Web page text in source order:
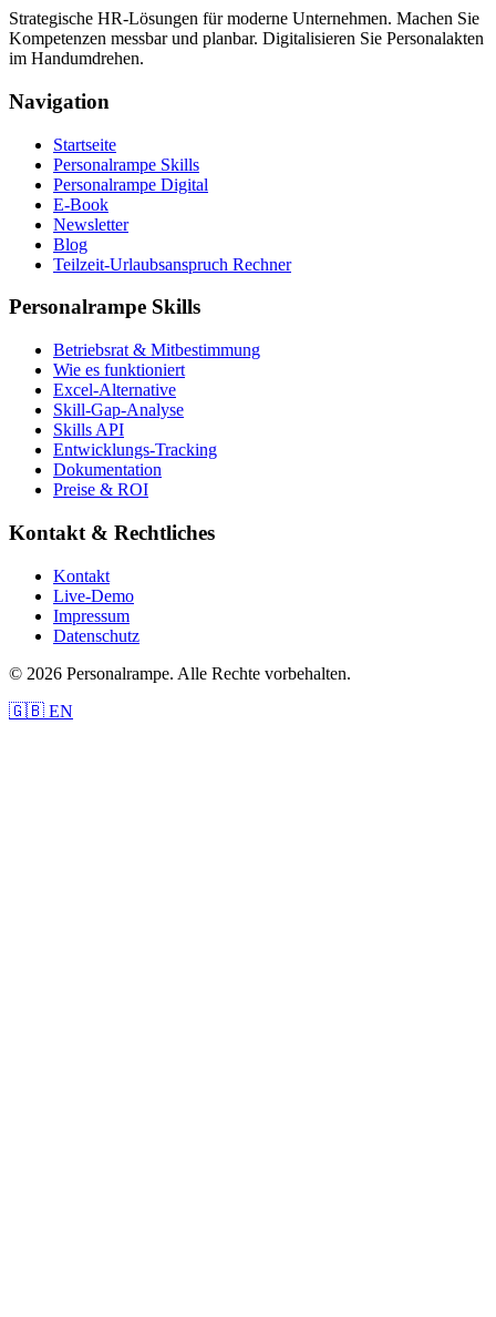
Strategische HR-Lösungen für moderne Unternehmen. Machen Sie
Kompetenzen messbar und planbar. Digitalisieren Sie Personalakten
im Handumdrehen.
Navigation
Startseite
Personalrampe Skills
Personalrampe Digital
E-Book
Newsletter
Blog
Teilzeit-Urlaubsanspruch Rechner
Personalrampe Skills
Betriebsrat & Mitbestimmung
Wie es funktioniert
Excel-Alternative
Skill-Gap-Analyse
Skills API
Entwicklungs-Tracking
Dokumentation
Preise & ROI
Kontakt & Rechtliches
Kontakt
Live-Demo
Impressum
Datenschutz
© 2026 Personalrampe. Alle Rechte vorbehalten.
🇬🇧 EN